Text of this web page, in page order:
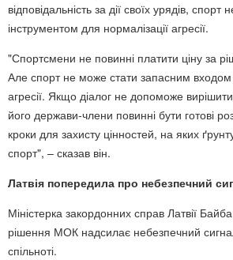
відповідальність за дії своїх урядів,
інструментом для нормалізації агресії.
"Спортсмени не повинні платити ціну за
Але спорт не може стати запасним входом
агресії. Якщо діалог не допоможе
його держави-члени повинні бути готові
кроки для захисту цінностей, на яких
спорт", – сказав він.
Латвія попередила про небезпечний
Міністерка закордонних справ Латвії
рішення МОК надсилає небезпечний
спільноті.